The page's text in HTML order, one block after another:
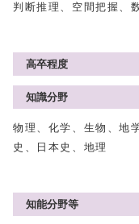
判断推理、空間把握、
高卒程度
知識分野
物理、化学、生物、地
史、日本史、地理
知能分野等